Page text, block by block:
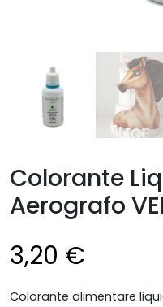
Colorante
Aerografo
3,20 €
Colorante alimentare